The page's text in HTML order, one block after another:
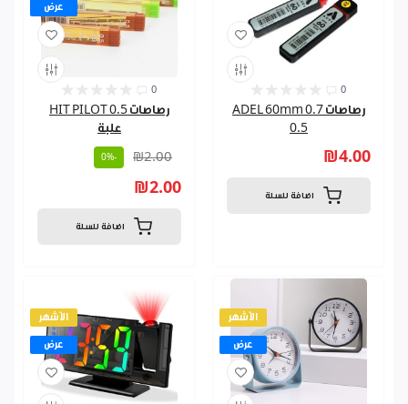
عرض
0
رصاصات 0.5 HIT PILOT
علبة
₪2.00
-0%
₪2.00
اضافة للسلة
0
رصاصات ADEL 60mm 0.7
0.5
₪4.00
اضافة للسلة
الأشهر
عرض
الأشهر
عرض